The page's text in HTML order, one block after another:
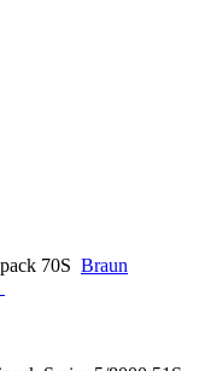
Braun